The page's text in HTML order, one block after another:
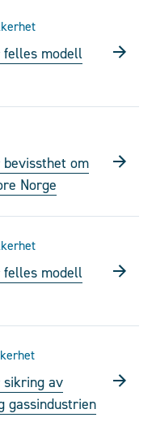
modell
om
Norge
modell
av
gassindustrien